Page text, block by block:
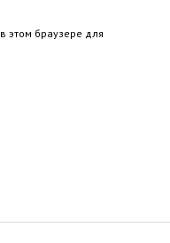
этом браузере для